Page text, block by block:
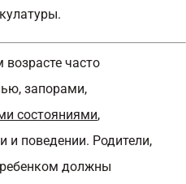
часто
запорами,
состояниями,
и поведении. Родители,
должны